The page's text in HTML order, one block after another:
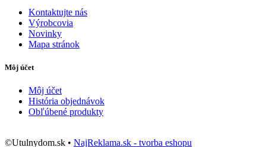
Kontaktujte nás
Výrobcovia
Novinky
Mapa stránok
Môj účet
Môj účet
História objednávok
Obľúbené produkty
©Utulnydom.sk • NajReklama.sk - tvorba eshopu